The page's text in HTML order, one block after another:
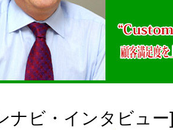
ナビ・インタビュ